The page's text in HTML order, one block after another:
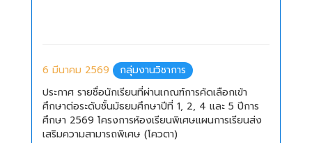
6 มีนาคม 2569
กลุ่มงานวิชาการ
ประกาศ รายชื่อนักเรียนที่ผ่านเกณฑ์การคัดเลือกเข้า
ศึกษาต่อระดับชั้นมัธยมศึกษาปีที่ 1, 2, 4 และ 5 ปีการ
ศึกษา 2569 โครงการห้องเรียนพิเศษแผนการเรียนส่ง
เสริมความสามารถพิเศษ (โควตา)